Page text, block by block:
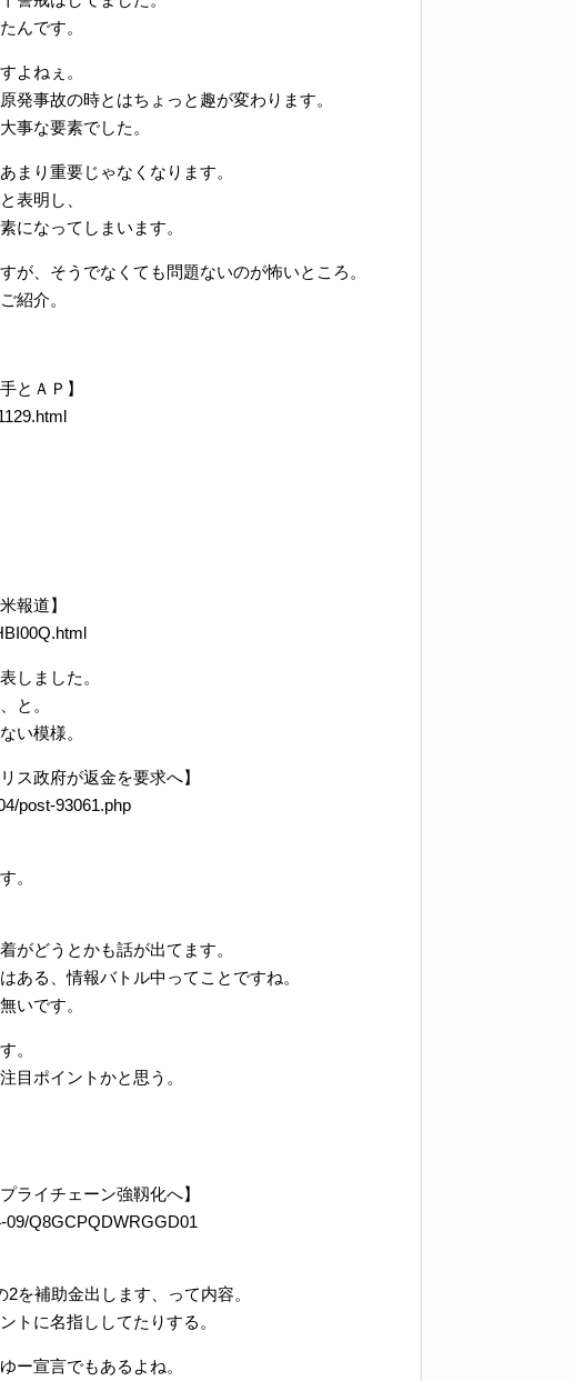
んです。
よねぇ。
発事故の時とはちょっと趣が変わります。
事な要素でした。
まり重要じゃなくなります。
表明し、
になってしまいます。
が、そうでなくても問題ないのが怖いところ。
紹介。
とＡＰ】
報道】
しました。
と。
い模様。
ス政府が返金を要求へ】
post-93061.php
。
がどうとかも話が出てます。
ある、情報バトル中ってことですね。
いです。
。
目ポイントかと思う。
ライチェーン強靱化へ】
09/Q8GCPQDWRGGD01
を補助金出します、って内容。
トに名指ししてたりする。
ー宣言でもあるよね。